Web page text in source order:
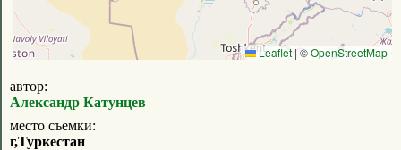
Leaflet | ©OpenStreetMap
автор:
Александр Катунцев
место съемки:
г,Туркестан